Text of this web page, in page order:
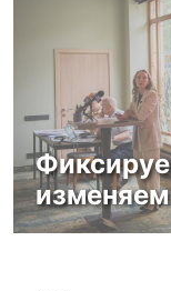
изменяем